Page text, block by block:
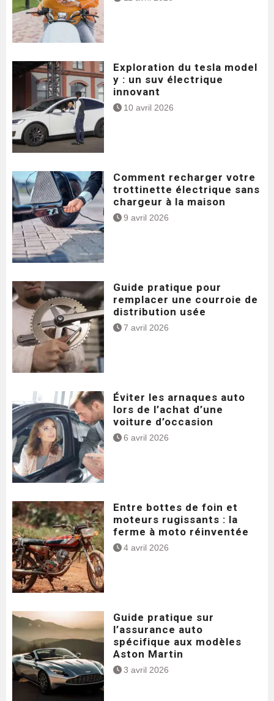
Exploration du tesla model
y : un suv électrique
innovant
10 avril 2026
Comment recharger votre
trottinette électrique sans
chargeur à la maison
9 avril 2026
Guide pratique pour
remplacer une courroie de
distribution usée
7 avril 2026
Éviter les arnaques auto
lors de l’achat d’une
voiture d’occasion
6 avril 2026
Entre bottes de foin et
moteurs rugissants : la
ferme à moto réinventée
4 avril 2026
Guide pratique sur
l’assurance auto
spécifique aux modèles
Aston Martin
3 avril 2026